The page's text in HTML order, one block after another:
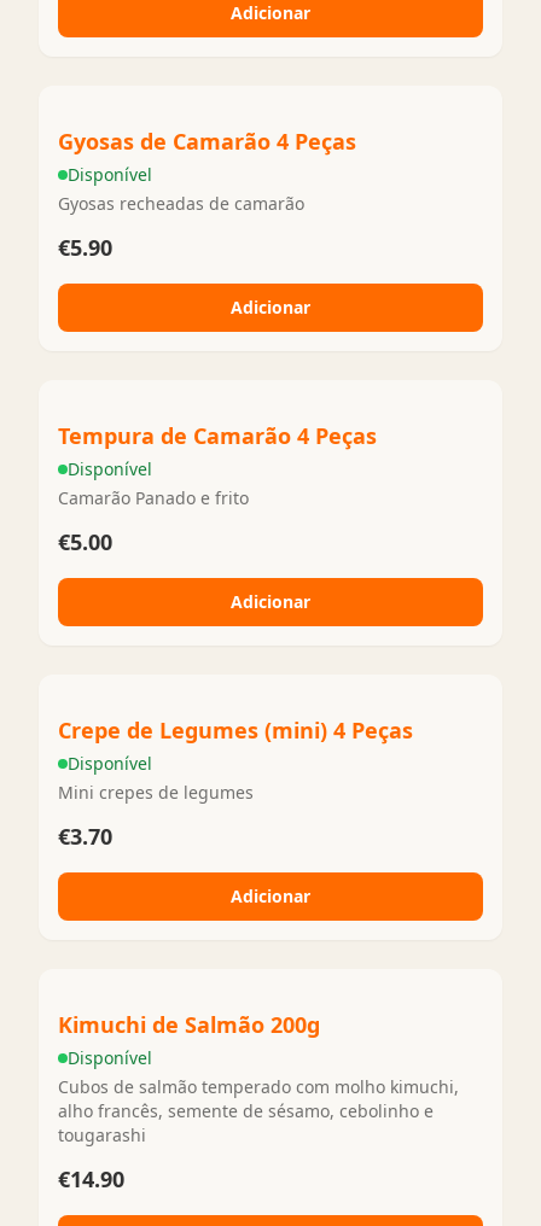
Adicionar
Gyosas de Camarão 4 Peças
Disponível
Gyosas recheadas de camarão
€5.90
Adicionar
Tempura de Camarão 4 Peças
Disponível
Camarão Panado e frito
€5.00
Adicionar
Crepe de Legumes (mini) 4 Peças
Disponível
Mini crepes de legumes
€3.70
Adicionar
Kimuchi de Salmão 200g
Disponível
Cubos de salmão temperado com molho kimuchi,
alho francês, semente de sésamo, cebolinho e
tougarashi
€14.90